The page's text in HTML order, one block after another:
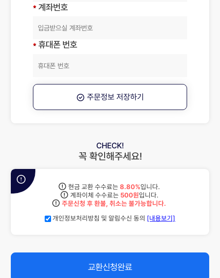
계좌번호
휴대폰 번호
주문정보 저장하기
CHECK!
꼭 확인해주세요!
현금 교환 수수료는8.80%입니다.
계좌이체 수수료는 500원입니다.
주문신청 후 환불, 취소는 불가능합니다.
개인정보처리방침 및 알림수신 동의 [내용보기]
교환신청완료